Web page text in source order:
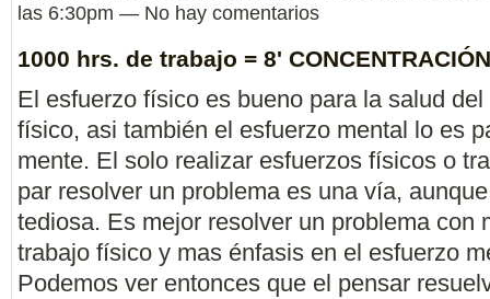
las 6:30pm — No hay comentarios
1000 hrs. de trabajo = 8' CONCENTRACIÓN
El esfuerzo físico es bueno para la salud del
físico, asi también el esfuerzo mental lo es
mente. El solo realizar esfuerzos físicos o
par resolver un problema es una vía,
tediosa. Es mejor resolver un problema con
trabajo físico y mas énfasis en el esfuerzo
Podemos ver entonces que el pensar